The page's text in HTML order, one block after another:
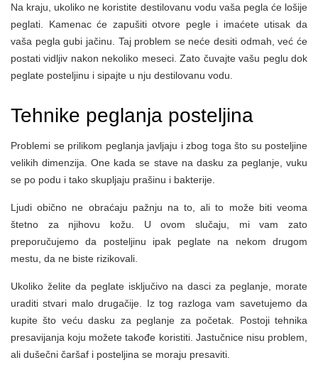
Na kraju, ukoliko ne koristite destilovanu vodu vaša pegla će lošije
peglati. Kamenac će zapušiti otvore pegle i imaćete utisak da
vaša pegla gubi jačinu. Taj problem se neće desiti odmah, već će
postati vidljiv nakon nekoliko meseci. Zato čuvajte vašu peglu dok
peglate posteljinu i sipajte u nju destilovanu vodu.
Tehnike peglanja posteljina
Problemi se prilikom peglanja javljaju i zbog toga što su posteljine
velikih dimenzija. One kada se stave na dasku za peglanje, vuku
se po podu i tako skupljaju prašinu i bakterije.
Ljudi obično ne obraćaju pažnju na to, ali to može biti veoma
štetno za njihovu kožu. U ovom slučaju, mi vam zato
preporučujemo da posteljinu ipak peglate na nekom drugom
mestu, da ne biste rizikovali.
Ukoliko želite da peglate isključivo na dasci za peglanje, morate
uraditi stvari malo drugačije. Iz tog razloga vam savetujemo da
kupite što veću dasku za peglanje za početak. Postoji tehnika
presavijanja koju možete takođe koristiti. Jastučnice nisu problem,
ali dušečni čaršaf i posteljina se moraju presaviti.